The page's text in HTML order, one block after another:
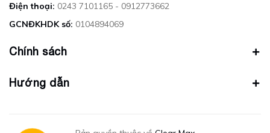
Điện thoại: 0243 7101165 - 0912773662
GCNĐKHDK số: 0104894069
Chính sách
Hướng dẫn